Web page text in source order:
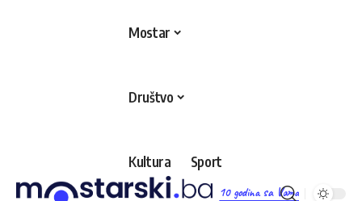
10 godina sa Vama
Mostar
Društvo
Kultura Sport